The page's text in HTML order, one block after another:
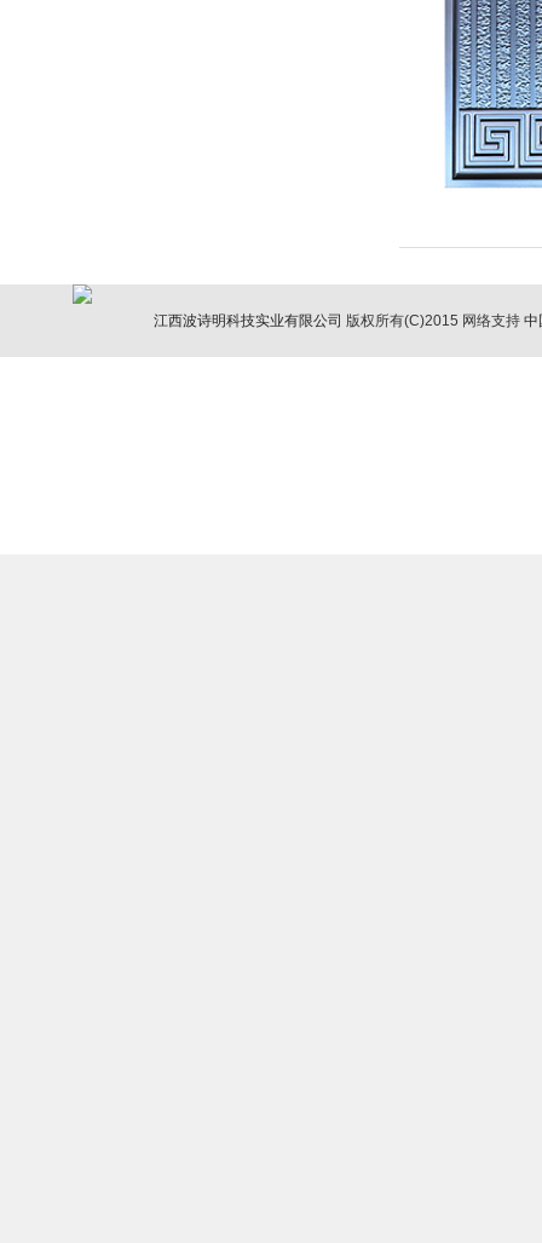
江西波诗明科技实业有限公司 版权所有(C)2015 网络支持 中